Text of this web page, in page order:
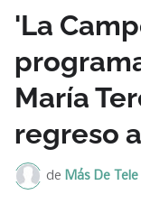
'La
María
regreso
de Más De Tele